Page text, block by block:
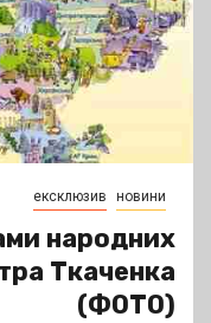
ексклюзив новини
народних
Ткаченка
(ФОТО)